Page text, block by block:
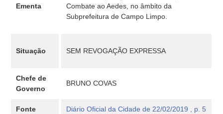
Ementa
Combate ao Aedes, no âmbito da
Subprefeitura de Campo Limpo.
Situação SEM REVOGAÇÃO EXPRESSA
Chefe de
Governo
BRUNO COVAS
Fonte Diário Oficial da Cidade de 22/02/2019 , p. 5